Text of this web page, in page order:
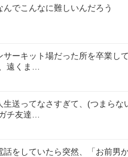
んでこんなに難しいんだろう
サーキット場だった所を卒業し
遠くま…
生送ってなさすぎて、(つまらな
チ友達…
話をしていたら突然、「お前男